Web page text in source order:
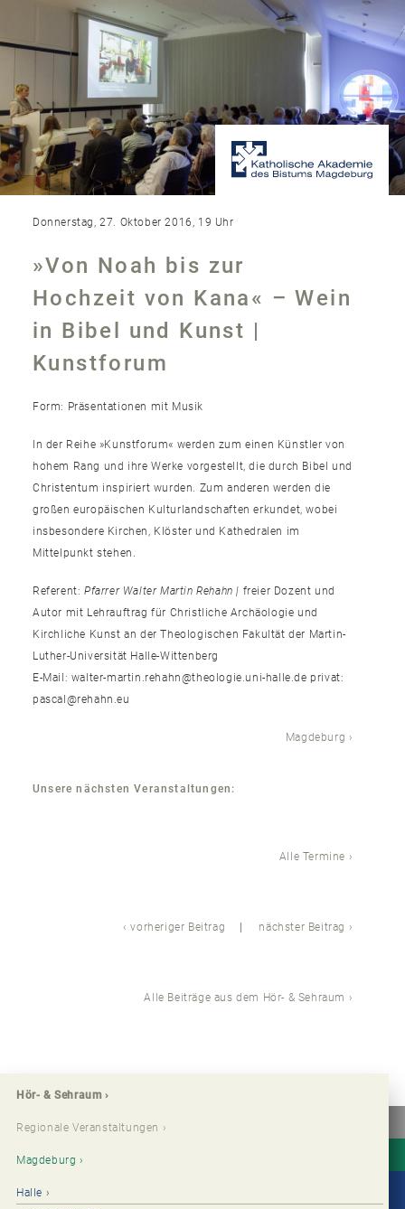
Donnerstag, 27. Oktober 2016, 19 Uhr
»Von Noah bis zur
Hochzeit von Kana« – Wein
in Bibel und Kunst |
Kunstforum
Form: Präsentationen mit Musik
In der Reihe »Kunstforum« werden zum einen Künstler von
hohem Rang und ihre Werke vorgestellt, die durch Bibel und
Christentum inspiriert wurden. Zum anderen werden die
großen europäischen Kulturlandschaften erkundet, wobei
insbesondere Kirchen, Klöster und Kathedralen im
Mittelpunkt stehen.
Referent: Pfarrer Walter Martin Rehahn | freier Dozent und
Autor mit Lehrauftrag für Christliche Archäologie und
Kirchliche Kunst an der Theologischen Fakultät der Martin-
Luther-Universität Halle-Wittenberg
E-Mail: walter-martin.rehahn@theologie.uni-halle.de privat:
pascal@rehahn.eu
Magdeburg
Unsere nächsten Veranstaltungen:
Alle Termine
vorheriger Beitrag nächster Beitrag
Alle Beiträge aus dem Hör- & Sehraum
Hör- & Sehraum
Regionale Veranstaltungen
Magdeburg
Halle